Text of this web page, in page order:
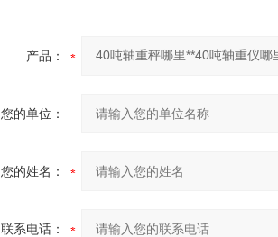
产品：
您的单位：
您的姓名：
联系电话：